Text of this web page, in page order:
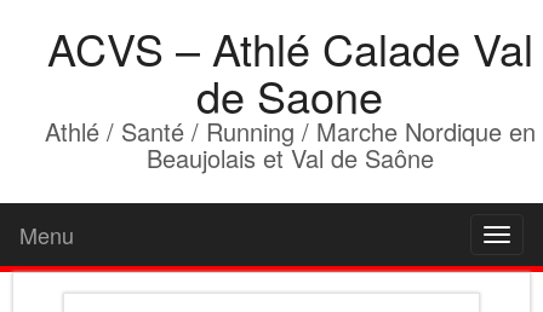
ACVS – Athlé Calade Val
de Saone
Athlé / Santé / Running / Marche Nordique en
Beaujolais et Val de Saône
Menu